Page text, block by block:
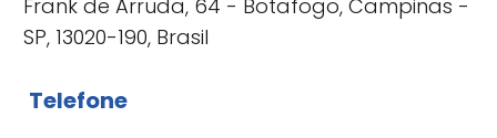
Frank de Arruda, 64 - Botafogo, Campinas -
SP, 13020-190, Brasil
Telefone